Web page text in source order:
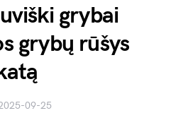
grybai
grybų rūšys
09-25